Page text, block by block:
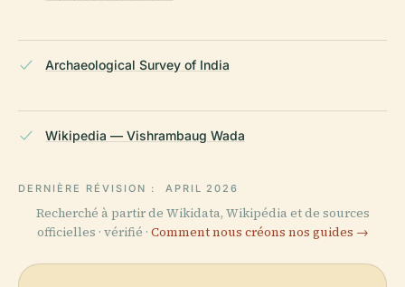
Archaeological Survey of India
Wikipedia — Vishrambaug Wada
DERNIÈRE RÉVISION : APRIL 2026
Recherché à partir de Wikidata, Wikipédia et de sources
officielles · vérifié · Comment nous créons nos guides →